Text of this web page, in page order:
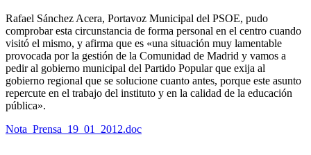
Rafael Sánchez Acera, Portavoz Municipal del PSOE, pudo
comprobar esta circunstancia de forma personal en el centro cuando
visitó el mismo, y afirma que es «una situación muy lamentable
provocada por la gestión de la Comunidad de Madrid y vamos a
pedir al gobierno municipal del Partido Popular que exija al
gobierno regional que se solucione cuanto antes, porque este asunto
repercute en el trabajo del instituto y en la calidad de la educación
pública».
Nota_Prensa_19_01_2012.doc